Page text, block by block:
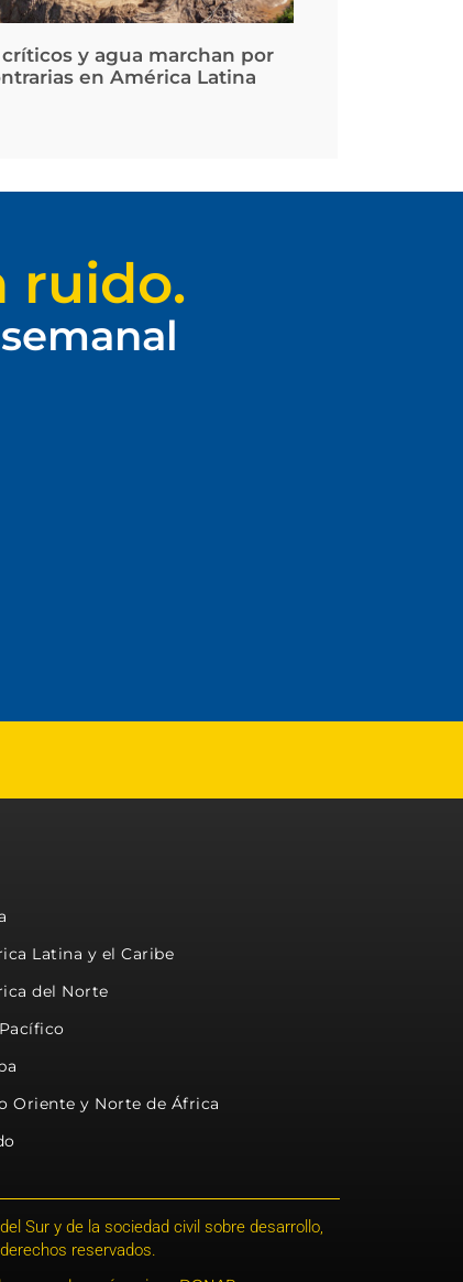
y agua marchan por
en América Latina
ruido.
Latina y el Caribe
del Norte
Oriente y Norte de África
Sur y de la sociedad civil sobre desarrollo,
reservados.